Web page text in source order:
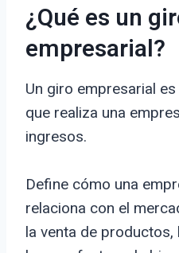
¿Qué es un
empresarial?
Un giro empresarial
que realiza una
ingresos.
Define cómo una
relaciona con el
la venta de